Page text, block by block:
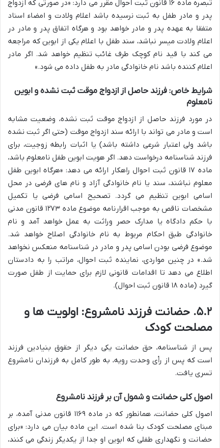
تبصره ماده ۱۶ قانون ثبت احوال مقرر می دارد: «در صورتی که ازدواج
پدر و مادر طفل به ثبت نرسیده باشد اعلام ولادت و امضاء اسناد
متفقا به عهده پدر و مادر خواهد بود و هرگاه اتفاق پدر و مادر در
اعلام ولادت میسر نباشد، سند طفل با اعلام یکی از ابوین که مراجعه
می کند با قید نام کوچک طرف غائب تنظیم خواهد شد. اگر مادر
اعلام کننده باشد نام خانوادگی مادر به طفل داده می شود.»
شرایط خاص: فرزند حاصل از ازدواج موقت ثبت نشده و ابوین
نامعلوم
در مورد فرزند حاصل از ازدواج موقت ثبت نشده، وضعیت مشابه
است و مادر می تواند با ارائه سند ازدواج موقت (حتی اگر ثبت نشده
باشد ولی اعتبار شرعی داشته باشد) یا اثبات رابطه زوجیت، برای
فرزند شناسنامه درخواست دهد. اگر هویت ابوین طفل نامعلوم باشد،
ماده ۱۷ قانون ثبت احوال راهکار ارائه می دهد: «هرگاه ابوین طفل
معلوم نباشند، سند یا نام خانوادگی آزاد و نام های فرضی در محل
اسامی ابوین تنظیم می گردد. تصحیح اسامی فرضی یا تکمیل
مشخصات ناقص به موجب اقرارنامه موضوع ماده ۱۲۷۳ قانون مدنی
با حکم دادگاه یا مدارک حصر وراثت به عمل خواهد آمد و نام
خانوادگی طبق احکام مربوط به نام خانوادگی اصلاح خواهد شد.
موضوع فرضی بودن اسامی پدر و مادر در شناسنامه منعکس نخواهد
شد.» در چنین مواردی، نماینده ثبت احوال، مراتب را به دادستان
اطلاع می دهد تا اقدامات قانونی لازم برای حمایت از طفل صورت
گیرد (ماده ۱۸ قانون ثبت احوال).
۵.۲. حضانت فرزند نامشروع: اولویت ها و
مصلحت کودک
پس از شناسنامه، حق حضانت یکی دیگر از حقوق بنیادین فرزند
است که پس از رأی وحدت رویه، به طور کامل به فرزندان نامشروع
تسری یافت.
اصول کلی حضانت و شمول آن بر فرزند نامشروع
اصول کلی حضانت، همانطور که در ماده ۱۱۶۹ قانون مدنی آمده، بر
مبنای مصلحت کودک بنا شده است. این ماده بیان می دارد: «برای
حضانت و نگهداری طفلی که ابوین او جدا از یکدیگر زندگی می کنند،